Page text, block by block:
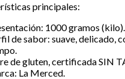
principales:
1000 gramos (kilo).
de sabor: suave, delicado,
de gluten, certificada SIN
La Merced.